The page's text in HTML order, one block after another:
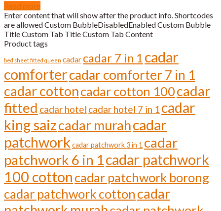
Read more
Enter content that will show after the product info. Shortcodes
are allowed Custom BubbleDisabledEnabled Custom Bubble
Title Custom Tab Title Custom Tab Content
Product tags
bed sheet fitted queen cadar cadar 7 in 1 cadar
comfortercadar comforter 7 in 1
cadar cottoncadar cotton 100cadar
fitted cadar hotel cadar hotel 7 in 1 cadar
king saizcadar murahcadar
patchwork cadar patchwork 3 in 1 cadar
patchwork 6 in 1 cadar patchwork
100 cotton cadar patchwork borong
cadar patchwork cotton cadar